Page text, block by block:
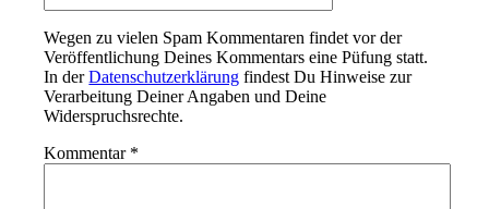
Wegen zu vielen Spam Kommentaren findet vor der
Veröffentlichung Deines Kommentars eine Püfung statt.
In derDatenschutzerklärung findest Du Hinweise zur
Verarbeitung Deiner Angaben und Deine
Widerspruchsrechte.
Kommentar *